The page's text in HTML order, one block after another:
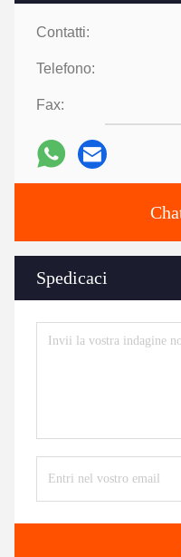
Contatti:
Telefono:
Fax:
Spedicaci